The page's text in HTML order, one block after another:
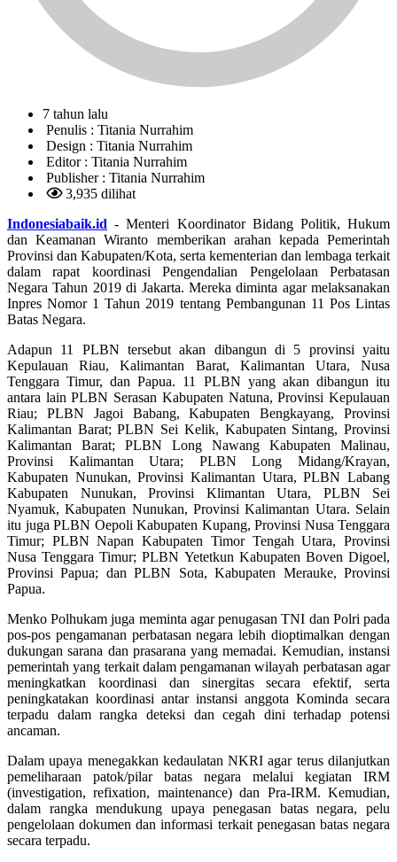
7 tahun lalu
Penulis : Titania Nurrahim
Design : Titania Nurrahim
Editor : Titania Nurrahim
Publisher : Titania Nurrahim
3,935 dilihat
Indonesiabaik.id - Menteri Koordinator Bidang Politik, Hukum
dan Keamanan Wiranto memberikan arahan kepada Pemerintah
Provinsi dan Kabupaten/Kota, serta kementerian dan lembaga terkait
dalam rapat koordinasi Pengendalian Pengelolaan Perbatasan
Negara Tahun 2019 di Jakarta. Mereka diminta agar melaksanakan
Inpres Nomor 1 Tahun 2019 tentang Pembangunan 11 Pos Lintas
Batas Negara.
Adapun 11 PLBN tersebut akan dibangun di 5 provinsi yaitu
Kepulauan Riau, Kalimantan Barat, Kalimantan Utara, Nusa
Tenggara Timur, dan Papua. 11 PLBN yang akan dibangun itu
antara lain PLBN Serasan Kabupaten Natuna, Provinsi Kepulauan
Riau; PLBN Jagoi Babang, Kabupaten Bengkayang, Provinsi
Kalimantan Barat; PLBN Sei Kelik, Kabupaten Sintang, Provinsi
Kalimantan Barat; PLBN Long Nawang Kabupaten Malinau,
Provinsi Kalimantan Utara; PLBN Long Midang/Krayan,
Kabupaten Nunukan, Provinsi Kalimantan Utara, PLBN Labang
Kabupaten Nunukan, Provinsi Klimantan Utara, PLBN Sei
Nyamuk, Kabupaten Nunukan, Provinsi Kalimantan Utara. Selain
itu juga PLBN Oepoli Kabupaten Kupang, Provinsi Nusa Tenggara
Timur; PLBN Napan Kabupaten Timor Tengah Utara, Provinsi
Nusa Tenggara Timur; PLBN Yetetkun Kabupaten Boven Digoel,
Provinsi Papua; dan PLBN Sota, Kabupaten Merauke, Provinsi
Papua.
Menko Polhukam juga meminta agar penugasan TNI dan Polri pada
pos-pos pengamanan perbatasan negara lebih dioptimalkan dengan
dukungan sarana dan prasarana yang memadai. Kemudian, instansi
pemerintah yang terkait dalam pengamanan wilayah perbatasan agar
meningkatkan koordinasi dan sinergitas secara efektif, serta
peningkatakan koordinasi antar instansi anggota Kominda secara
terpadu dalam rangka deteksi dan cegah dini terhadap potensi
ancaman.
Dalam upaya menegakkan kedaulatan NKRI agar terus dilanjutkan
pemeliharaan patok/pilar batas negara melalui kegiatan IRM
(investigation, refixation, maintenance) dan Pra-IRM. Kemudian,
dalam rangka mendukung upaya penegasan batas negara, pelu
pengelolaan dokumen dan informasi terkait penegasan batas negara
secara terpadu.